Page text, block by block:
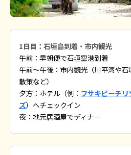
1日目：石垣島到着・市内観光
午前：早朝便で石垣空港到着
午前〜午後：市内観光（川平湾や
散策など）
夕方：ホテル（例： フサキビーチ
ズ）へチェックイン
夜：地元居酒屋でディナー